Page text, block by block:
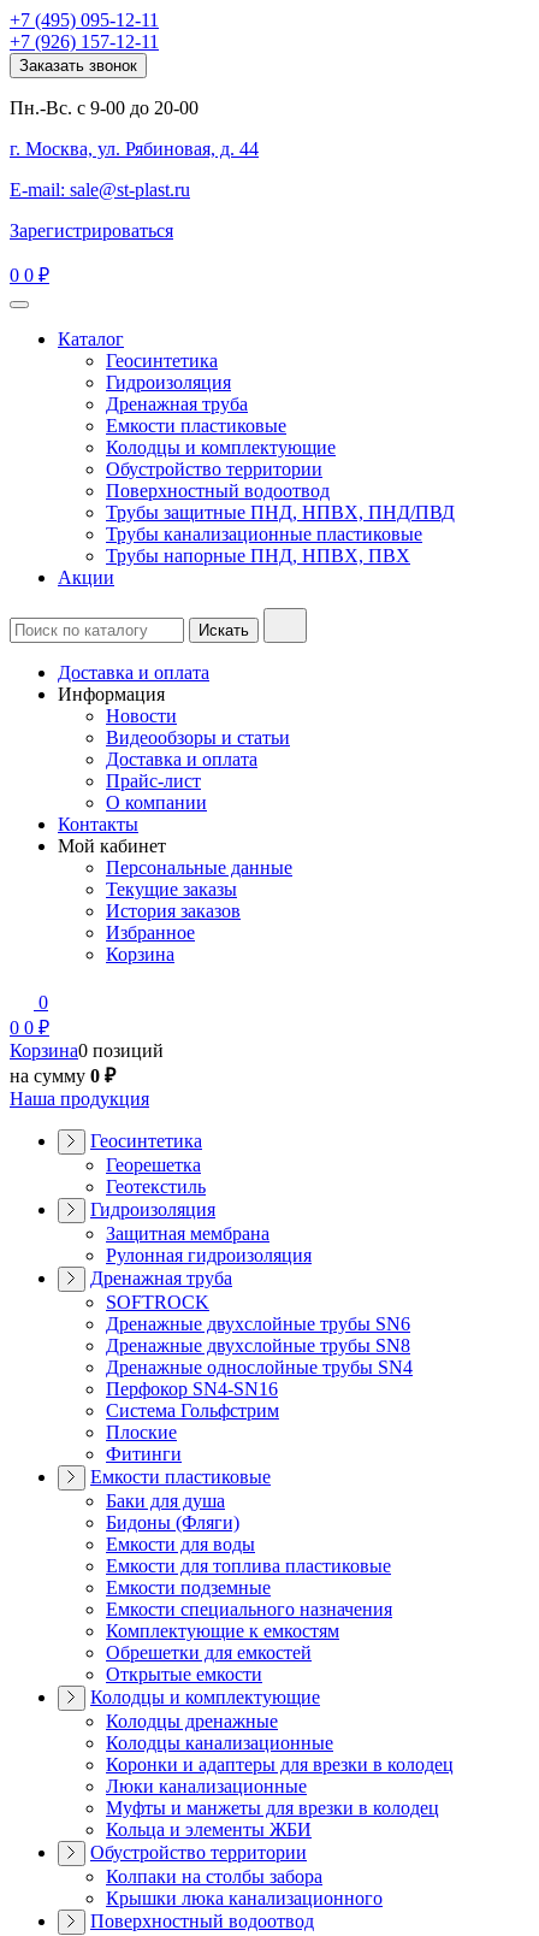
+7 (495) 095-12-11
+7 (926) 157-12-11
Заказать звонок
Пн.-Вс. с 9-00 до 20-00
г. Москва, ул. Рябиновая, д. 44
E-mail: sale@st-plast.ru
Зарегистрироваться
0 0 ₽
Каталог
Геосинтетика
Гидроизоляция
Дренажная труба
Емкости пластиковые
Колодцы и комплектующие
Обустройство территории
Поверхностный водоотвод
Трубы защитные ПНД, НПВХ, ПНД/ПВД
Трубы канализационные пластиковые
Трубы напорные ПНД, НПВХ, ПВХ
Акции
Доставка и оплата
Информация
Новости
Видеообзоры и статьи
Доставка и оплата
Прайс-лист
О компании
Контакты
Мой кабинет
Персональные данные
Текущие заказы
История заказов
Избранное
Корзина
0
0 0 ₽
Корзина0 позиций
на сумму 0 ₽
Наша продукция
Геосинтетика
Георешетка
Геотекстиль
Гидроизоляция
Защитная мембрана
Рулонная гидроизоляция
Дренажная труба
SOFTROCK
Дренажные двухслойные трубы SN6
Дренажные двухслойные трубы SN8
Дренажные однослойные трубы SN4
Перфокор SN4-SN16
Система Гольфстрим
Плоские
Фитинги
Емкости пластиковые
Баки для душа
Бидоны (Фляги)
Емкости для воды
Емкости для топлива пластиковые
Емкости подземные
Емкости специального назначения
Комплектующие к емкостям
Обрешетки для емкостей
Открытые емкости
Колодцы и комплектующие
Колодцы дренажные
Колодцы канализационные
Коронки и адаптеры для врезки в колодец
Люки канализационные
Муфты и манжеты для врезки в колодец
Кольца и элементы ЖБИ
Обустройство территории
Колпаки на столбы забора
Крышки люка канализационного
Поверхностный водоотвод